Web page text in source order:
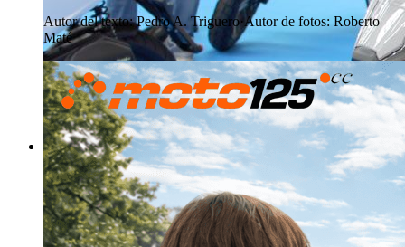
Autor del texto: Pedro A. Triguero·Autor de fotos: Roberto
Maté